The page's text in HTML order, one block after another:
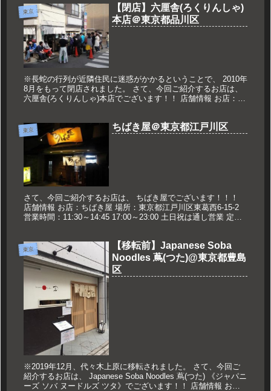
東京
【閉店】六厘舎(ろくりんしゃ)
本店＠東京都品川区
※長蛇の行列が近隣住民に迷惑がかかるということで、 2010年
8月をもって閉店されました。 さて、今回ご紹介するお店は、
六厘舎(ろくりんしゃ)本店でございます！！ 店舗情報 お店：六
東京 ちばき屋＠東京都江戸川区
さて、今回ご紹介するお店は、 ちばき屋でございます！！！
店舗情報 お店：ちばき屋 場所：東京都江戸川区東葛西6-15-2
営業時間：11:30～14:45 17:00～23:00 土日祝は通し営業 定休
東京
【移転前】Japanese Soba
Noodles 蔦(つた)@東京都豊島
区
※2019年12月、代々木上原に移転されました。 さて、今回ご
紹介するお店は、 Japanese Soba Noodles 蔦(つた) 《ジャパニ
ーズ ソバ ヌードルズ ツタ》でございます！！ 店舗情報 お